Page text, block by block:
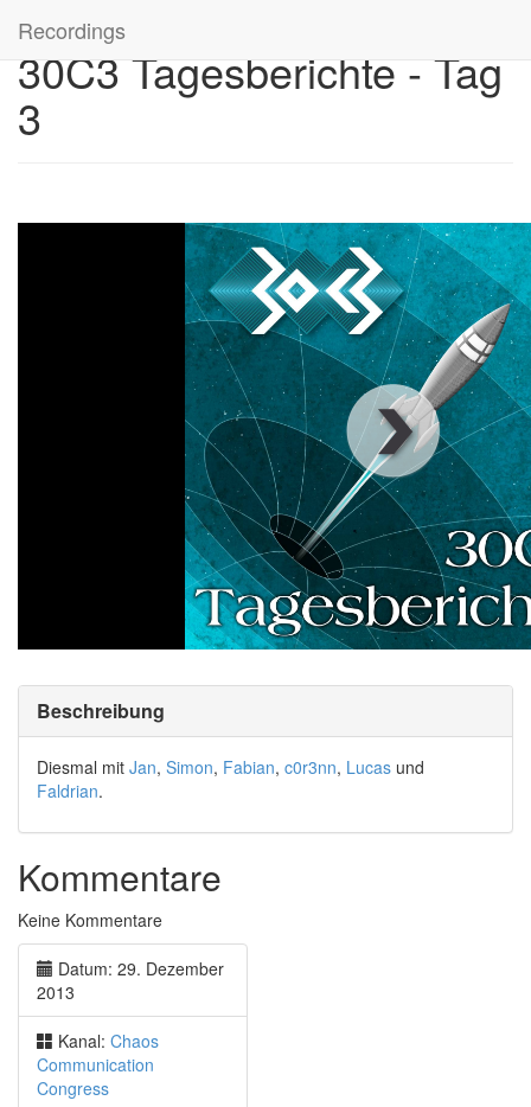
Recordings
30C3 Tagesberichte - Tag
3
Beschreibung
Diesmal mit Jan, Simon, Fabian, c0r3nn, Lucas und
Faldrian.
Kommentare
Keine Kommentare
Datum: 29. Dezember
2013
Kanal: Chaos
Communication
Congress